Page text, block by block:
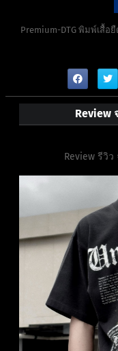
Premium-DTG พิมพ์เสื้อ
Review
Review รีวิ